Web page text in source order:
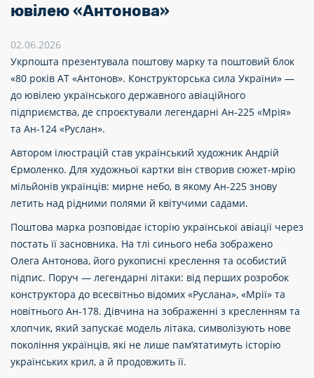
Філателія
Кар’єра
Для бізнесу
ювілею «Антонова»
02.06.2026
Укрпошта презентувала поштову марку та поштовий блок
«80 років АТ «Антонов». Конструкторська сила України» —
до ювілею українського державного авіаційного
підприємства, де спроєктували легендарні Ан-225 «Мрія»
та Ан-124 «Руслан».
Автором ілюстрацій став український художник Андрій
Єрмоленко. Для художньої картки він створив сюжет-мрію
мільйонів українців: мирне небо, в якому Ан-225 знову
летить над рідними полями й квітучими садами.
Поштова марка розповідає історію української авіації через
постать її засновника. На тлі синього неба зображено
Олега Антонова, його рукописні креслення та особистий
підпис. Поруч — легендарні літаки: від перших розробок
конструктора до всесвітньо відомих «Руслана», «Мрії» та
новітнього Ан-178. Дівчина на зображенні з кресленням та
хлопчик, який запускає модель літака, символізують нове
покоління українців, які не лише пам’ятатимуть історію
українських крил, а й продовжить її.